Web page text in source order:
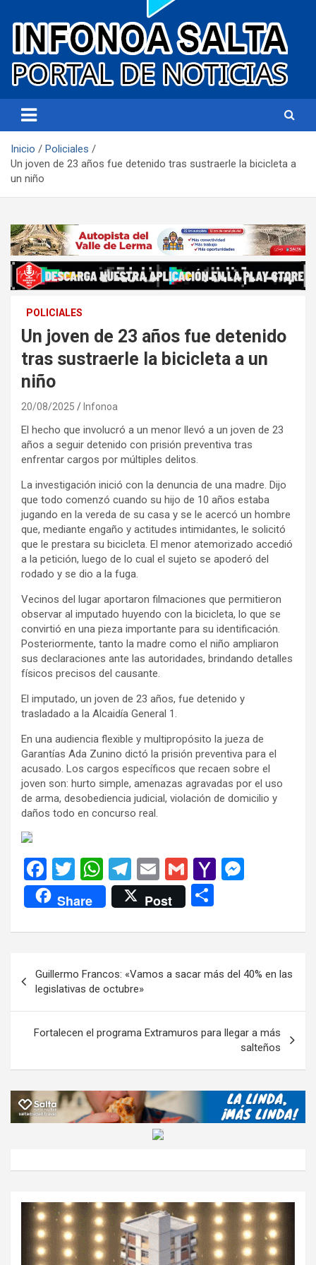
Infonoa Salta
Inicio
Policiales
Un joven de 23 años fue detenido tras sustraerle la bicicleta a
un niño
POLICIALES
Un joven de 23 años fue detenido
tras sustraerle la bicicleta a un
niño
20/08/2025 Infonoa
El hecho que involucró a un menor llevó a un joven de 23
años a seguir detenido con prisión preventiva tras
enfrentar cargos por múltiples delitos.
La investigación inició con la denuncia de una madre. Dijo
que todo comenzó cuando su hijo de 10 años estaba
jugando en la vereda de su casa y se le acercó un hombre
que, mediante engaño y actitudes intimidantes, le solicitó
que le prestara su bicicleta. El menor atemorizado accedió
a la petición, luego de lo cual el sujeto se apoderó del
rodado y se dio a la fuga.
Vecinos del lugar aportaron filmaciones que permitieron
observar al imputado huyendo con la bicicleta, lo que se
convirtió en una pieza importante para su identificación.
Posteriormente, tanto la madre como el niño ampliaron
sus declaraciones ante las autoridades, brindando detalles
físicos precisos del causante.
El imputado, un joven de 23 años, fue detenido y
trasladado a la Alcaidía General 1.
En una audiencia flexible y multipropósito la jueza de
Garantías Ada Zunino dictó la prisión preventiva para el
acusado. Los cargos específicos que recaen sobre el
joven son: hurto simple, amenazas agravadas por el uso
de arma, desobediencia judicial, violación de domicilio y
daños todo en concurso real.
F
a
ce
b
o
k
T
wi
tt
er
W
h
at
s
p
p
T
el
e
gr
m
E
m
ail
G
m
ail
Y
o
M
ail
n
er
Share Post
m
p
ar
tir
de
entradas
Guillermo Francos: «Vamos a sacar más del 40% en las
legislativas de octubre»
Fortalecen el programa Extramuros para llegar a más
salteños